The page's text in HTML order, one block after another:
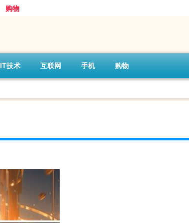
购物
IT技术 互联网 手机 购物